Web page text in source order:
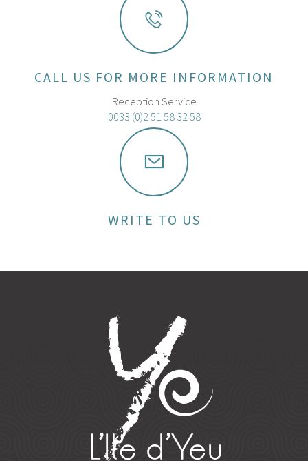
CALL US FOR MORE INFORMATION
Reception Service
0033 (0)2 51 58 32 58
WRITE TO US